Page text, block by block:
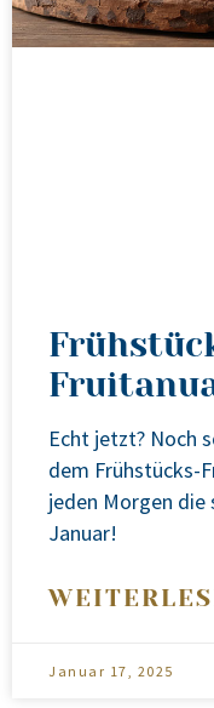
Echt jetzt? Noch
dem Früh­stücks-
jeden Mor­gen die
Janu­ar!
Januar 17, 2025